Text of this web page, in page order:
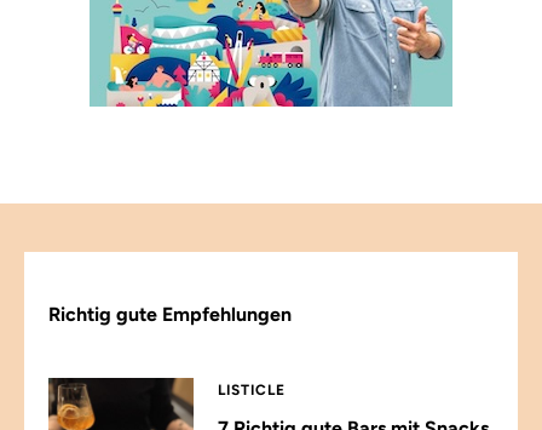
Richtig gute Empfehlungen
LISTICLE